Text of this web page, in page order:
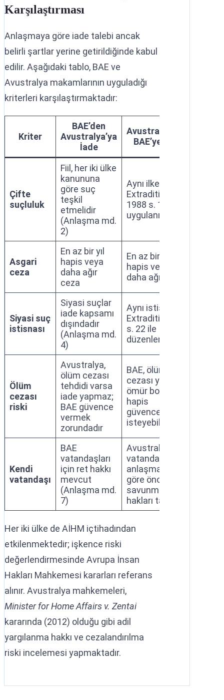
Karşılaştırması
Anlaşmaya göre iade talebi ancak
belirli şartlar yerine getirildiğinde kabul
edilir. Aşağıdaki tablo, BAE ve
Avustralya makamlarının uyguladığı
kriterleri karşılaştırmaktadır:
Kriter
BAE’den
Avustralya’ya
İade
Avustralya’dan
BAE’ye İade
Çifte
suçluluk
Fiil, her iki ülke
kanununa
göre suç
teşkil
etmelidir
(Anlaşma md.
2)
Aynı ilke;
Extradition Act
1988 s. 19
uygulanır
Asgari
ceza
En az bir yıl
hapis veya
daha ağır
ceza
En az bir yıl
hapis veya
daha ağır ceza
Siyasi suç
istisnası
Siyasi suçlar
iade kapsamı
dışındadır
(Anlaşma md.
4)
Aynı istisna;
Extradition Act
s. 22 ile
düzenlenmiştir
Ölüm
cezası
riski
Avustralya,
ölüm cezası
tehdidi varsa
iade yapmaz;
BAE güvence
vermek
zorundadır
BAE, ölüm
cezası yerine
ömür boyu
hapis
güvencesi
isteyebilir
Kendi
vatandaşı
BAE
vatandaşları
için ret hakkı
mevcut
(Anlaşma md.
7)
Avustralya
vatandaşlarına
anlaşmaya
göre öncelikli
savunma
hakları tanınır
Her iki ülke de AİHM içtihadından
etkilenmektedir; işkence riski
değerlendirmesinde Avrupa İnsan
Hakları Mahkemesi kararları referans
alınır. Avustralya mahkemeleri,
Minister for Home Affairs v. Zentai
kararında (2012) olduğu gibi adil
yargılanma hakkı ve cezalandırılma
riski incelemesi yapmaktadır.